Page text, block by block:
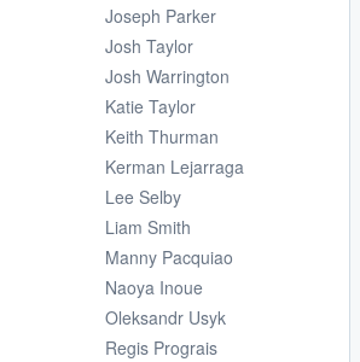
Joseph Parker
Josh Taylor
Josh Warrington
Katie Taylor
Keith Thurman
Kerman Lejarraga
Lee Selby
Liam Smith
Manny Pacquiao
Naoya Inoue
Oleksandr Usyk
Regis Prograis